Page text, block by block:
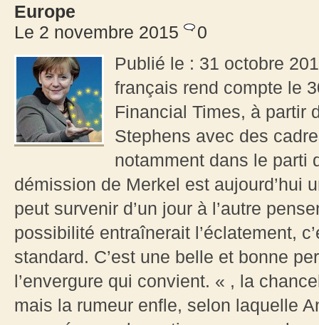
Europe
Le 2 novembre 2015
0
Publié le : 31 octobre
français rend compte le
Financial Times, à partir
Stephens avec des
notamment dans le parti
démission de Merkel est aujourd’hui
peut survenir d’un jour à l’autre
possibilité entraînerait l’éclatement,
standard. C’est une belle et bonne
l’envergure qui convient. « , la
mais la rumeur enfle, selon laquelle